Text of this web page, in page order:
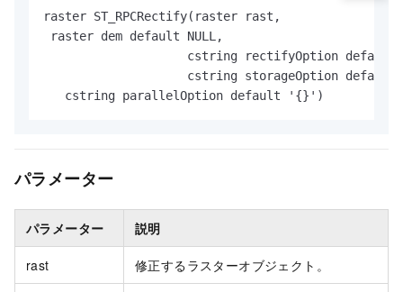
raster ST_RPCRectify(raster rast,
raster dem default NULL,
cstring rectifyOption default
cstring storageOption default
   cstring parallelOption default '{}')
パラメーター
パラメーター 説明
rast 修正するラスターオブジェクト。